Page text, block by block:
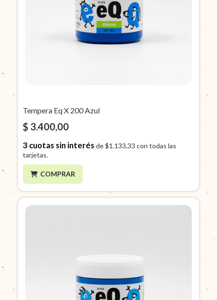
Tempera Eq X 200 Azul
$ 3.400,00
3cuotas sin interés de$1.133,33 con todas las
tarjetas.
COMPRAR